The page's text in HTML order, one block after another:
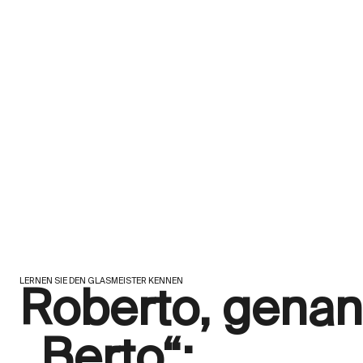
LERNEN SIE DEN GLASMEISTER KENNEN
Roberto,